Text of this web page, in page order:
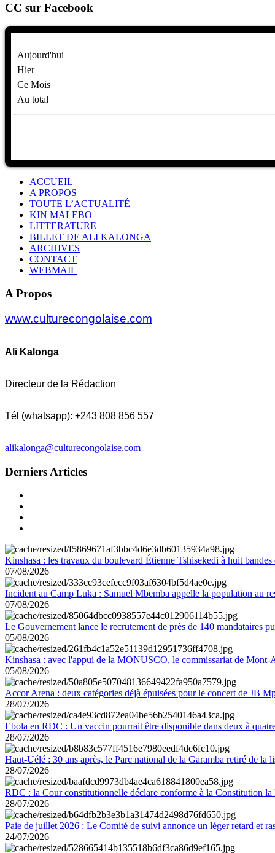
CC sur Facebook
Aujourd'hui
Hier
Ce Mois
Au total
ACCUEIL
A PROPOS
TOUTE L’ACTUALITÉ
KIN MALEBO
LITTERATURE
BILLET DE ALI KALONGA
ARCHIVES
CONTACT
WEBMAIL
A Propos
www.culturecongolaise.com
Ali Kalonga
Directeur de la Rédaction
Tél (whatsapp): +243 808 856 557
alikalonga@culturecongolaise.com
Derniers Articles
Kinshasa : les travaux du boulevard Étienne Tshisekedi à huit
07/08/2026
Incident au Camp Luka : Samuel Mbemba appelle la population au
07/08/2026
Le Gouvernement lance le recrutement de près de 140 mandataires
05/08/2026
Kinshasa : avec l'appui de la MONUSCO, le commissariat de Mont-
05/08/2026
Accor Arena : deux catégories déjà épuisées pour le concert de JB
28/07/2026
Ebola en RDC : Un vaccin pourrait être disponible dans deux à
28/07/2026
Haut-Uélé : 30 ans après, le Parc national de la Garamba retiré de la
28/07/2026
RDC : la Cour constitutionnelle déclare conforme à la Constitution la
28/07/2026
Paie de juillet 2026 : Le Comité de suivi annonce un léger retard et
24/07/2026